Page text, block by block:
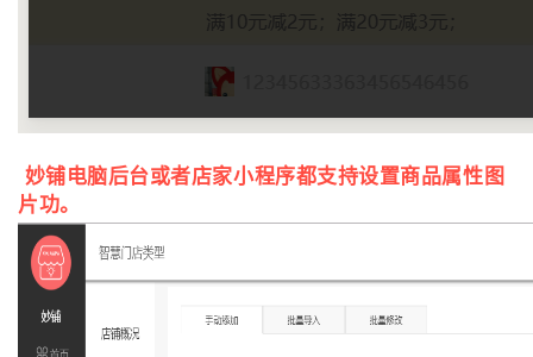
妙铺电脑后台或者店家小程序都支持设置商品属性图
片功。